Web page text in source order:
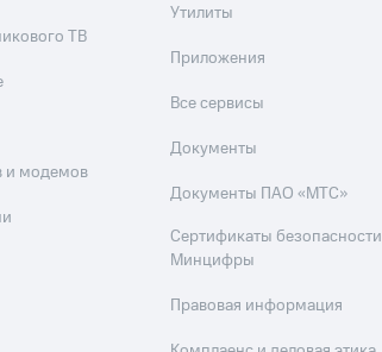
ТВ
и модемов
Утилиты
Приложения
Все сервисы
Документы
Документы ПАО «МТС»
Сертификаты безопасности
Минцифры
Правовая информация